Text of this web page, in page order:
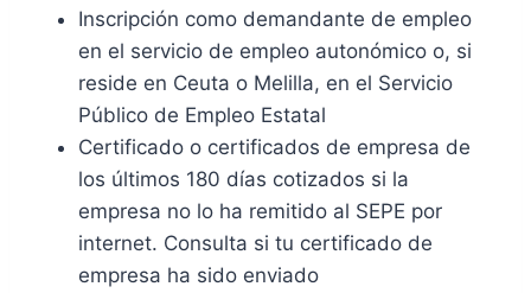
Inscripción como demandante de empleo
en el servicio de empleo autonómico o, si
reside en Ceuta o Melilla, en el Servicio
Público de Empleo Estatal
Certificado o certificados de empresa de
los últimos 180 días cotizados si la
empresa no lo ha remitido al SEPE por
internet. Consulta si tu certificado de
empresa ha sido enviado